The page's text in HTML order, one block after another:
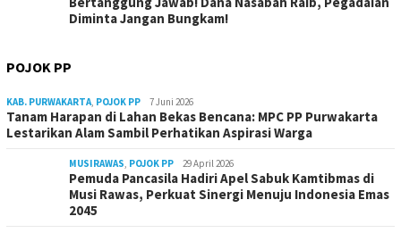
Diminta Jangan Bungkam!
POJOK PP
KAB. PURWAKARTA, POJOK PP 7 Juni 2026
Tanam Harapan di Lahan Bekas Bencana: MPC PP Purwakarta
Lestarikan Alam Sambil Perhatikan Aspirasi Warga
MUSIRAWAS, POJOK PP 29 April 2026
Pemuda Pancasila Hadiri Apel Sabuk Kamtibmas di
Musi Rawas, Perkuat Sinergi Menuju Indonesia Emas
2045